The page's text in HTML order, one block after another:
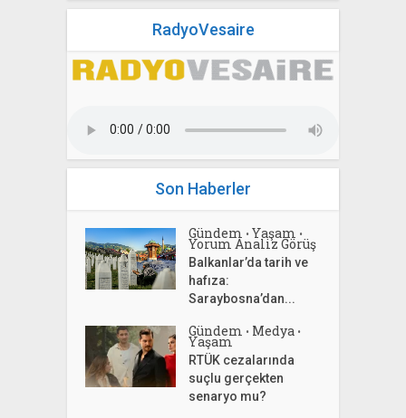
RadyoVesaire
Son Haberler
Gündem • Yaşam •
Yorum Analiz Görüş
Balkanlar’da tarih ve
hafıza:
Saraybosna’dan...
Gündem • Medya •
Yaşam
RTÜK cezalarında
suçlu gerçekten
senaryo mu?